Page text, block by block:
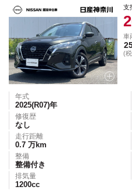
支
車
(
年式
2025(R07)年
修復歴
なし
走行距離
0.7 万km
整備
整備付き
排気量
1200cc